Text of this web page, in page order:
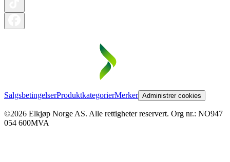
SalgsbetingelserProduktkategorierMerker Administrer cookies
©2026 Elkjøp Norge AS. Alle rettigheter reservert. Org nr.: NO947
054 600MVA